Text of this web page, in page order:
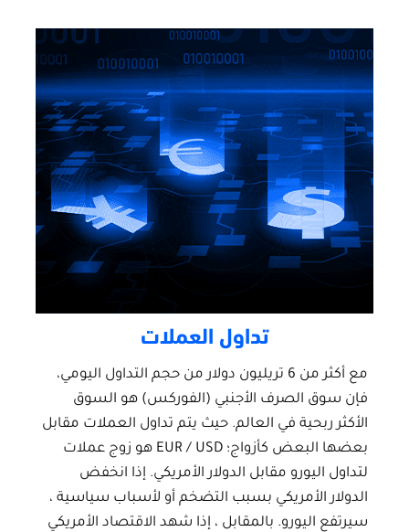
تداول العملات
مع أكثر من 6 تريليون دولار من حجم التداول اليومي،
فإن سوق الصرف الأجنبي (الفوركس) هو السوق
الأكثر ربحية في العالم. حيث يتم تداول العملات مقابل
بعضها البعض كأزواج؛ EUR / USD هو زوج عملات
لتداول اليورو مقابل الدولار الأمريكي. إذا انخفض
الدولار الأمريكي بسبب التضخم أو لأسباب سياسية ،
سيرتفع اليورو. بالمقابل ، إذا شهد الاقتصاد الأمريكي